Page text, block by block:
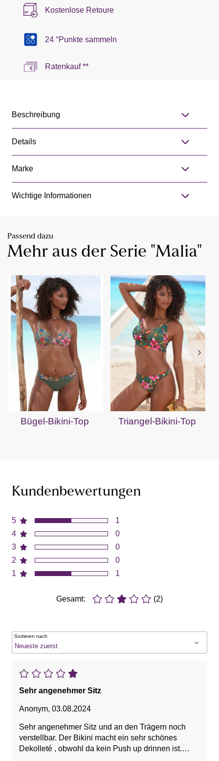
Kostenlose Retoure
24 °Punkte sammeln
Ratenkauf **
Beschreibung
Details
Marke
Wichtige Informationen
Passend dazu
Mehr aus der Serie "Malia"
Bügel-Bikini-Top Triangel-Bikini-Top
Kundenbewertungen
5
4
3
2
1
1
0
0
0
1
Gesamt: (2)
Sortieren nach
Sehr angenehmer Sitz
Anonym, 03.08.2024
Sehr angenehmer Sitz und an den Trägern noch
verstellbar. Der Bikini macht ein sehr schönes
Dekolleté , obwohl da kein Push up drinnen ist.